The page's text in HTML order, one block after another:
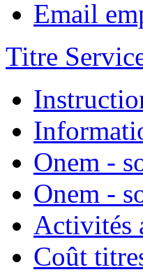
Email
Titre
Onem -
Onem -
Activités
Coût